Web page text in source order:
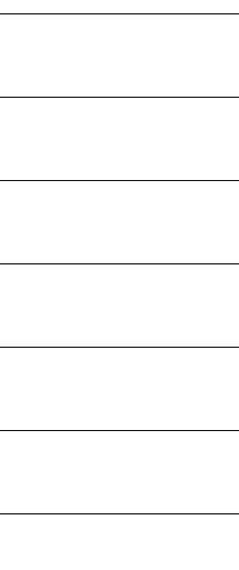
Veneto
Port Region
Davao Region